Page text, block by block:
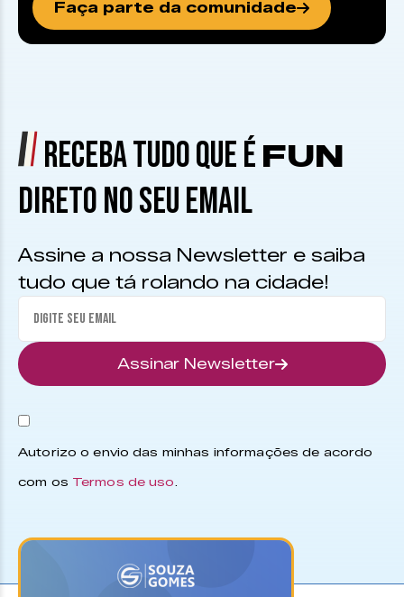
Faça parte da comunidade
RECEBA TUDO QUE É FUN
DIRETO NO SEU EMAIL
Assine a nossa Newsletter e saiba
tudo que tá rolando na cidade!
Assinar Newsletter
Autorizo o envio das minhas informações de acordo
com os Termos de uso.